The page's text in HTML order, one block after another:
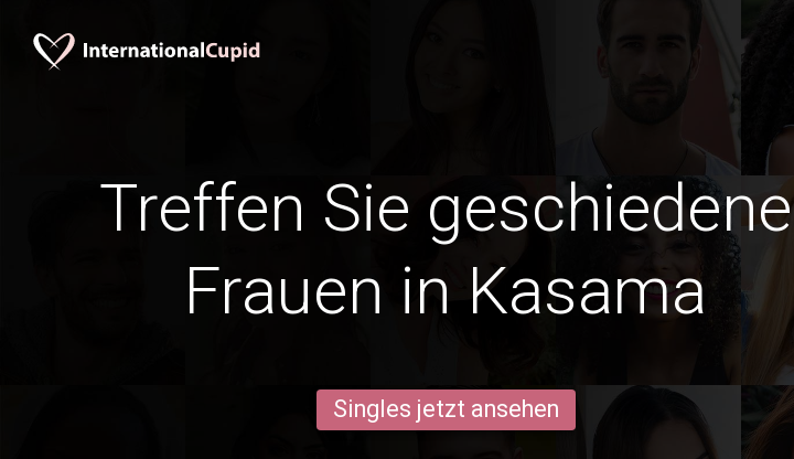
Treffen Sie geschiedene
Frauen in Kasama
Singles jetzt ansehen